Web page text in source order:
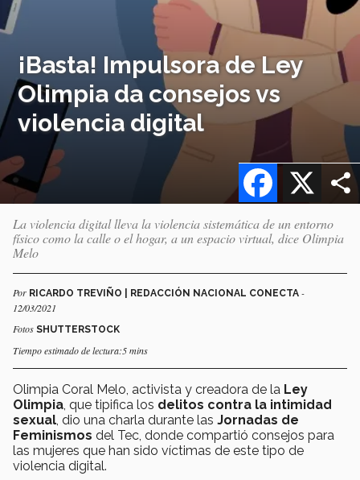
¡Basta! Impulsora de Ley
Olimpia da consejos vs
violencia digital
X
Facebook
La violencia digital lleva la violencia sistemática de un entorno
físico como la calle o el hogar, a un espacio virtual, dice Olimpia
Melo
Por RICARDO TREVIÑO | REDACCIÓN NACIONAL CONECTA -
12/03/2021
Fotos SHUTTERSTOCK
Tiempo estimado de lectura:5 mins
Olimpia Coral Melo, activista y creadora de la Ley
Olimpia , que tipifica los delitos contra la intimidad
sexual , dio una charla durante las Jornadas de
Feminismos del Tec, donde compartió consejos para
las mujeres que han sido víctimas de este tipo de
violencia digital.